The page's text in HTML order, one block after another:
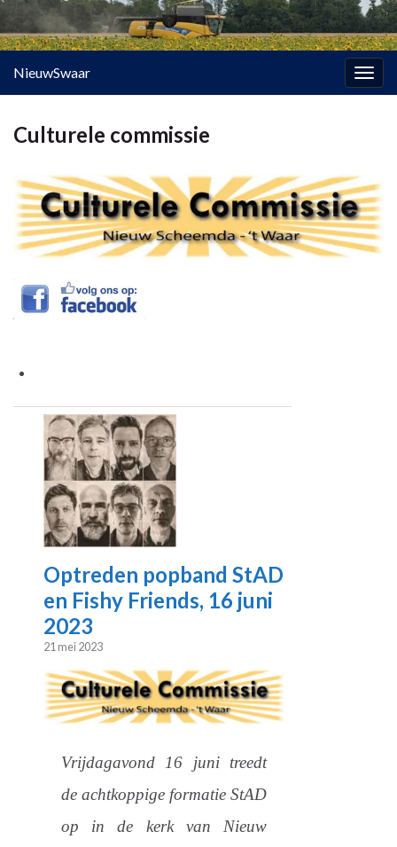
NieuwSwaar
Culturele commissie
Optreden popband StAD
en Fishy Friends, 16 juni
2023
21 mei 2023
Vrijdagavond 16 juni treedt
de achtkoppige formatie StAD
op in de kerk van Nieuw